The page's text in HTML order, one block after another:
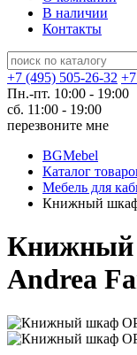
В наличии
Контакты
+7 (495) 505-26-32
Пн.-пт. 10:00 - 19:00
сб. 11:00 - 19:00
перезвоните мне
BGMebel
Каталог
Мебель для
Книжный шкаф
Книжный
Andrea